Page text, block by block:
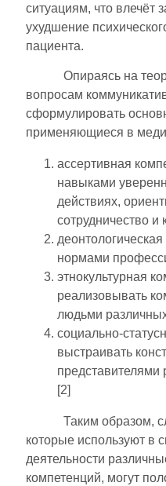
ситуациям, что влечёт
ухудшение
пациента.
Опираясь на
вопросам
сформулировать
применяющиеся в
ассертивная
навыками
действиях,
сотрудничество и
нормами
этнокультурная
реализовывать
людьми различных
социально-
выстраивать
представителями
[2]
Таким образом,
которые используют в
деятельности
компетенций, могут